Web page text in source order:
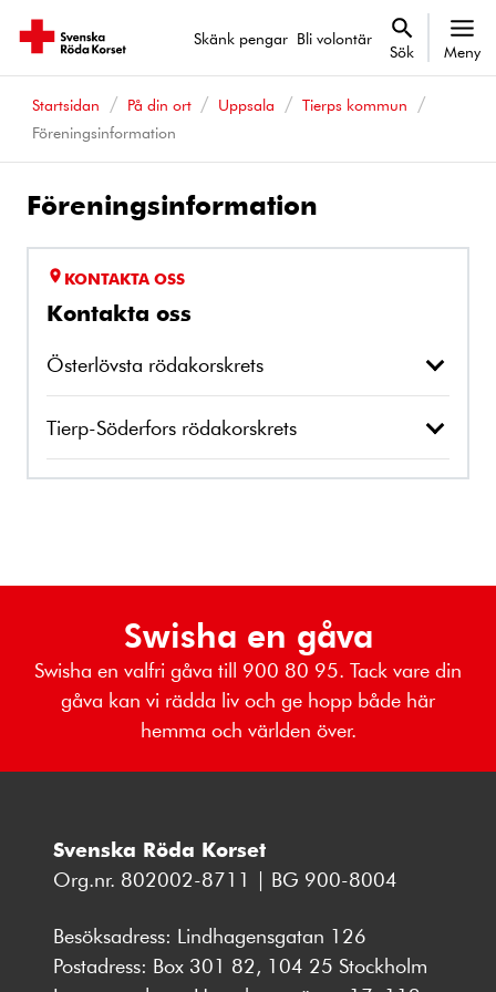
Skänk pengar Bli volontär
Sök Meny
Startsidan På din ort Uppsala
Tierps kommun
Föreningsinformation
Föreningsinformation
KONTAKTA OSS
Kontakta oss
Österlövsta rödakorskrets
Tierp-Söderfors rödakorskrets
Swisha en gåva
Swisha en valfri gåva till 900 80 95. Tack vare din
gåva kan vi rädda liv och ge hopp både här
hemma och världen över.
Svenska Röda Korset
Org.nr. 802002-8711 | BG 900-8004
Besöksadress: Lindhagensgatan 126
Postadress: Box 301 82, 104 25 Stockholm